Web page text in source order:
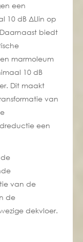
een
10 dB ΔLlin op
biedt
marmoleum
10 dB
Dit maakt
van
een
van de
de
dekvloer.